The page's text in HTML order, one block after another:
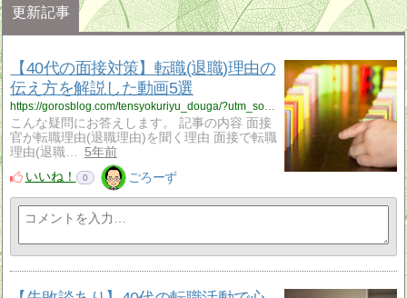
更新記事
【40代の面接対策】転職(退職)理由の
伝え方を解説した動画5選
https://gorosblog.com/tensyokuriyu_douga/?utm_source=rss&utm_medium=rss&utm_campaign=tensyokuriyu_douga
こんな疑問にお答えします。 記事の内容 面接
官が転職理由(退職理由)を聞く理由 面接で転職
理由(退職…
5年前
いいね！
0 ごろーず